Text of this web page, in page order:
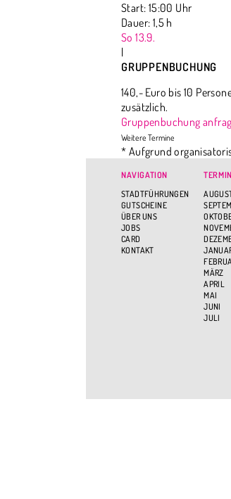
Start: 15:00 Uhr
Dauer: 1,5 h
So 13.9.
|
GRUPPENBUCHUNG
140,- Euro bis 10
zusätzlich.
Gruppenbuchung
* Aufgrund
NAVIGATION
STADTFÜHRUNGEN
GUTSCHEINE
ÜBER UNS
JOBS
CARD
KONTAKT
MÄRZ
APRIL
MAI
JUNI
JULI